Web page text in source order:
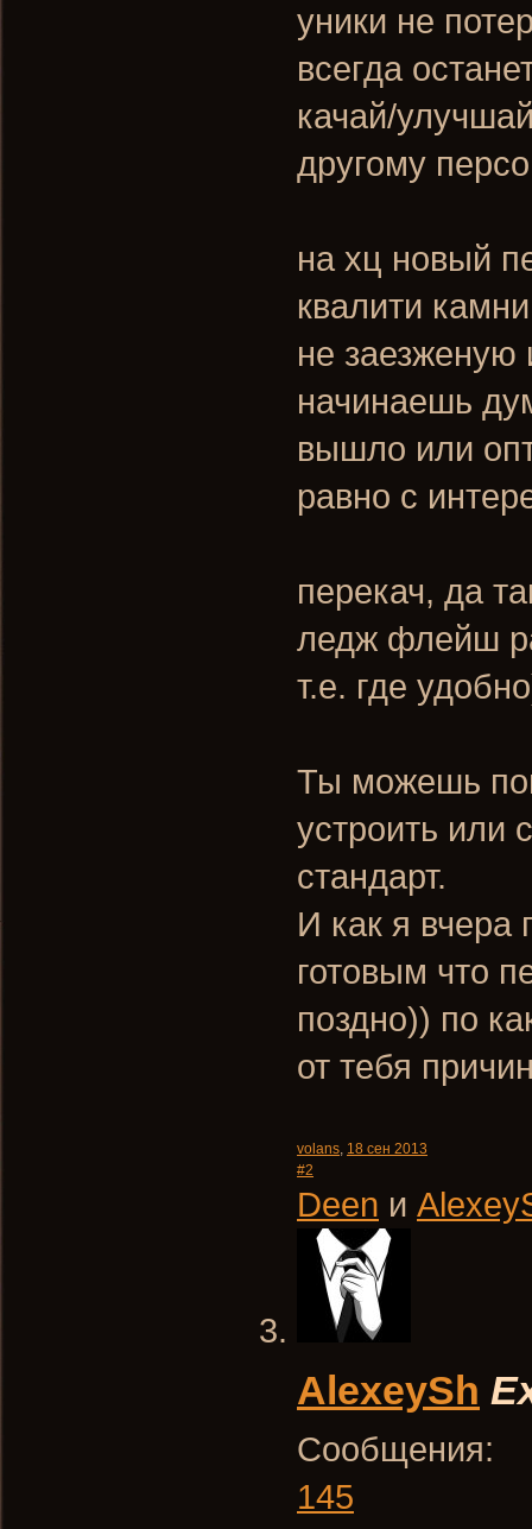
уники не
всегда
качай/
другому
на хц новый
квалити
не
начинаешь
вышло или
равно с
перекач, да
ледж флейш
т.е. где
Ты можешь
устроить или
стандарт.
И как я вчера
готовым что
поздно)) по
от тебя
volans, 18 сен 2013
#2
Deen и
AlexeySh
Сообщения:
145